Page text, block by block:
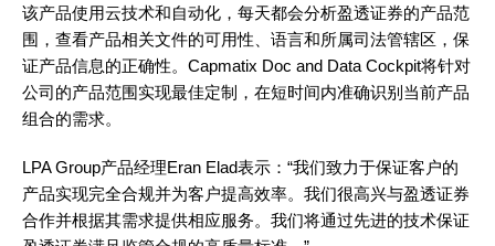
该产品使用云技术和自动化，每天都会分析盈透证券的产品范
围，查看产品相关文件的可用性、语言和所属司法管辖区，保
证产品信息的正确性。Capmatix Doc and Data Cockpit将针对
公司的产品范围实现最佳定制，在短时间内准确识别当前产品
组合的需求。
LPA Group产品经理Eran Elad表示：“我们致力于保证客户的
产品实现完全合规并为客户提高效率。我们很高兴与盈透证券
合作并根据其需求提供相应服务。我们将通过先进的技术保证